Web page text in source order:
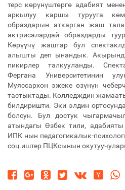
терс көрүнүштөргө адабият
аркылуу каршы турууга
образдарын аткарган жаш
актрисалардай образдарды
Көрүүчү жаштар бул
алышты деп ынандык.
пикирлер талкууланды.
Фергана Университетинин
Муяссархон эжеке өзүнүн
тастыктады. Колледждин
билдиришти. Эки элдин
болсун. Бул достук
атындагы Өзбек тили,
ИПК нын педагогикалык-
соц.иштер ПЦКсынын